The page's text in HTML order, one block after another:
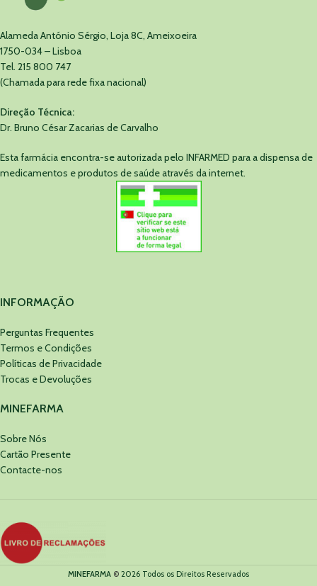
Alameda António Sérgio, Loja 8C, Ameixoeira
1750-034 – Lisboa
Tel. 215 800 747
(Chamada para rede fixa nacional)
Direção Técnica:
Dr. Bruno César Zacarias de Carvalho
Esta farmácia encontra-se autorizada pelo INFARMED para a dispensa de
medicamentos e produtos de saúde através da internet.
INFORMAÇÃO
Perguntas Frequentes
Termos e Condições
Políticas de Privacidade
Trocas e Devoluções
MINEFARMA
Sobre Nós
Cartão Presente
Contacte-nos
MINEFARMA © 2026 Todos os Direitos Reservados